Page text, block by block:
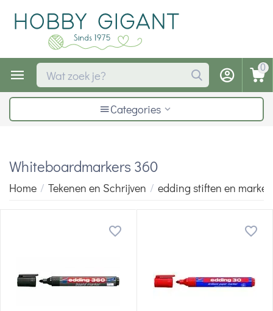
0
Categories
Whiteboardmarkers 360
Home / Tekenen en Schrijven / edding stiften en